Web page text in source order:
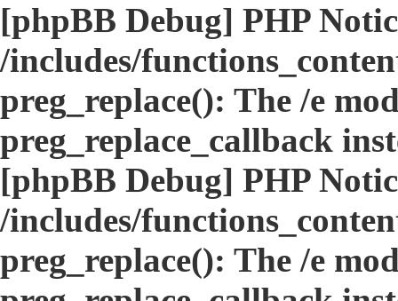
[phpBB Debug] PHP
/includes/
preg_replace(): The /e
preg_replace_callback
[phpBB Debug] PHP
/includes/
preg_replace(): The /e